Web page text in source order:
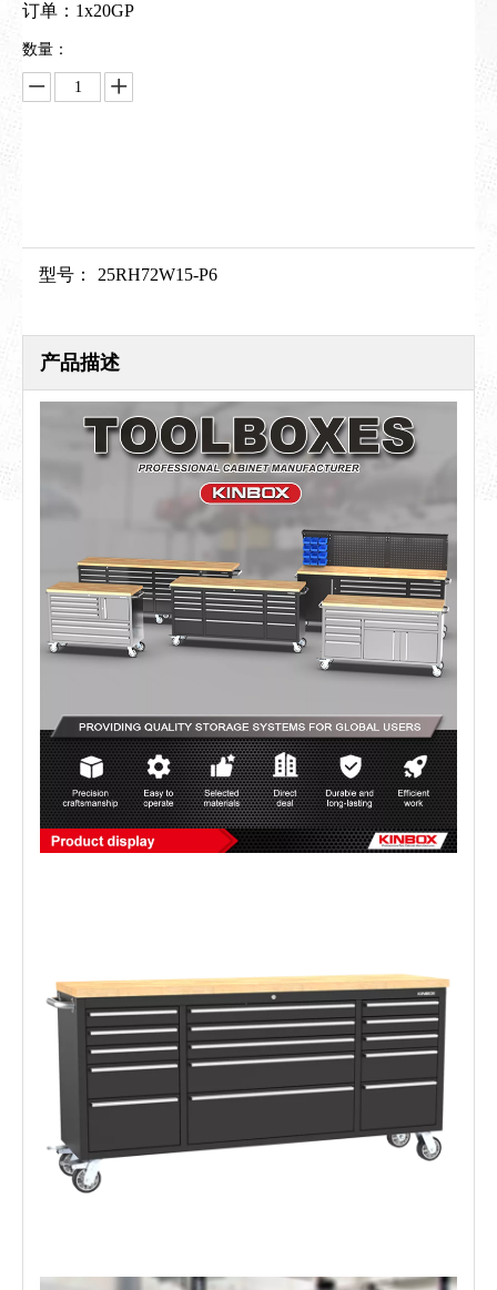
订单：1x20GP
数量：
型号： 25RH72W15-P6
产品描述